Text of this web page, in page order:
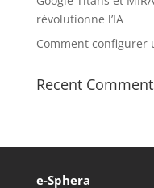
révolutionne l’IA
Comment configurer
Recent
e-Sphera